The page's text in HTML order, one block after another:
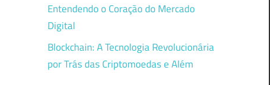
Entendendo o Coração do Mercado
Digital
Blockchain: A Tecnologia Revolucionária
por Trás das Criptomoedas e Além